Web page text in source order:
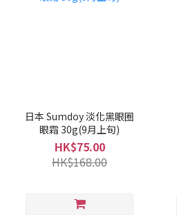
日本 Sumdoy 淡化黑眼圈
眼霜 30g(9月上旬)
HK$75.00
HK$168.00